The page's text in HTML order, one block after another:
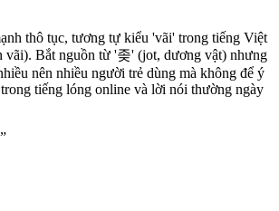
thô tục, tương tự kiểu 'vãi' trong tiếng Việt
Bắt nguồn từ '좆' (jot, dương vật) nhưng
nên nhiều người trẻ dùng mà không để ý
tiếng lóng online và lời nói thường ngày
”